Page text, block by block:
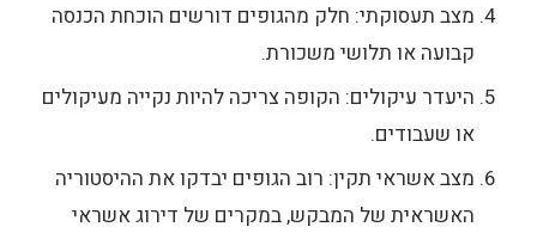
מצב תעסוקתי: חלק מהגופים דורשים הוכחת הכנסה
קבועה או תלושי משכורת.
היעדר עיקולים: הקופה צריכה להיות נקייה מעיקולים
או שעבודים.
מצב אשראי תקין: רוב הגופים יבדקו את ההיסטוריה
האשראית של המבקש, במקרים של דירוג אשראי